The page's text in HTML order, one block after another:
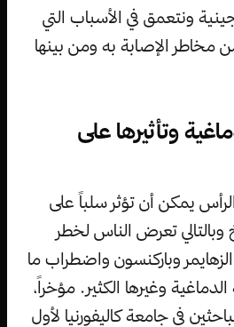
ونتعمق في الأسباب التي
مخاطر الإصابة به ومن بينها
وتأثيرها على
يمكن أن تؤثر سلباً على
تعرض الناس لخطر
وباركنسون واضطراب ما
وغيرها الكثير. مؤخراً،
في جامعة كاليفورنيا لأول